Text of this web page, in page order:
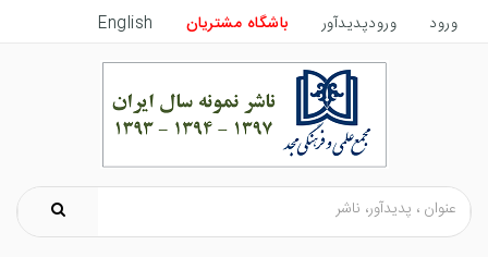
ورود ورودپدیدآور باشگاه مشتریان English